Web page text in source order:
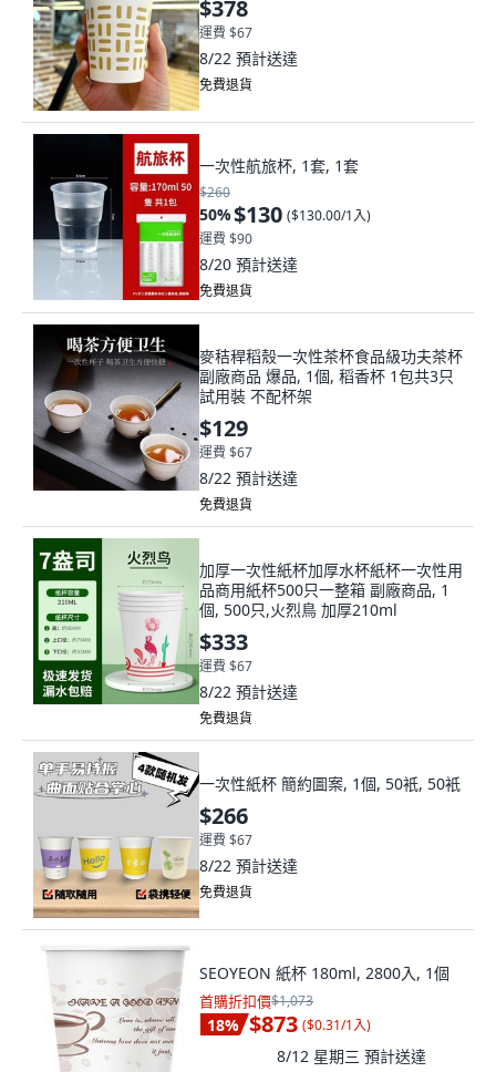
$378
運費 $67
8/22 預計送達
免費退貨
一次性航旅杯, 1套, 1套
$260
50%$130 ($130.00/1入)
運費 $90
8/20 預計送達
免費退貨
麥秸稈稻殼一次性茶杯食品級功夫茶杯
副廠商品 爆品, 1個, 稻香杯 1包共3只
試用裝 不配杯架
$129
運費 $67
8/22 預計送達
免費退貨
加厚一次性紙杯加厚水杯紙杯一次性用
品商用紙杯500只一整箱 副廠商品, 1
個, 500只,火烈鳥 加厚210ml
$333
運費 $67
8/22 預計送達
免費退貨
一次性紙杯 簡約圖案, 1個, 50衹, 50衹
$266
運費 $67
8/22 預計送達
免費退貨
SEOYEON 紙杯 180ml, 2800入, 1個
首購折扣價$1,073
18% $873 ($0.31/1入)
8/12 星期三 預計送達